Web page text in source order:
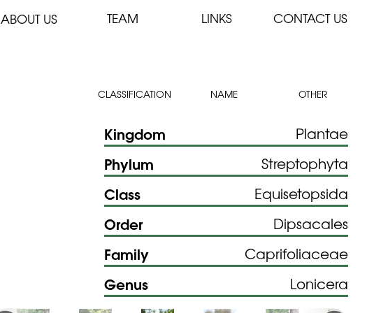
ABOUT US TEAM LINKS CONTACT US
CLASSIFICATION NAME OTHER
Kingdom Plantae
Phylum Streptophyta
Class Equisetopsida
Order Dipsacales
Family Caprifoliaceae
Genus Lonicera